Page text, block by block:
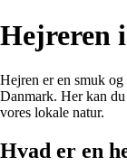
Hejreren
Hejren er en smuk
Danmark. Her kan
vores lokale natur.
Hvad er en